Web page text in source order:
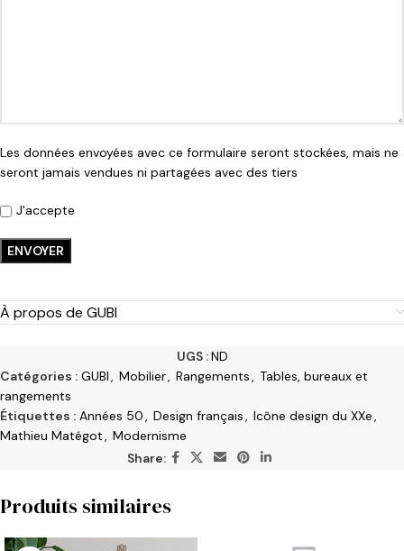
Les données envoyées avec ce formulaire seront stockées, mais ne
seront jamais vendues ni partagées avec des tiers
J'accepte
À propos de GUBI
UGS :ND
Catégories : GUBI, Mobilier, Rangements, Tables, bureaux et
rangements
Étiquettes : Années 50, Design français, Icône design du XXe,
Mathieu Matégot, Modernisme
Share:
Produits similaires